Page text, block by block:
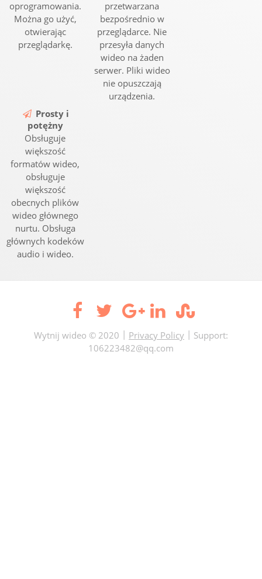
oprogramowania.
Można go użyć,
otwierając
przeglądarkę.
przetwarzana
bezpośrednio w
przeglądarce. Nie
przesyła danych
wideo na żaden
serwer. Pliki wideo
nie opuszczają
urządzenia.
Prosty i
potężny
Obsługuje
większość
formatów wideo,
obsługuje
większość
obecnych plików
wideo głównego
nurtu. Obsługa
głównych kodeków
audio i wideo.
Wytnij wideo © 2020 | Privacy Policy | Support:
106223482@qq.com